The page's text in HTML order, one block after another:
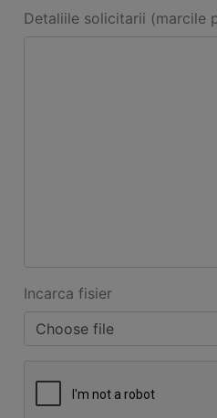
Detaliile solicitarii (marcile
Incarca fisier
Choose file